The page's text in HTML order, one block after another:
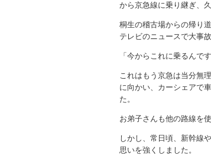
から京急線に乗り継ぎ、
桐生の稽古場からの帰り
テレビのニュースで大事
「今からこれに乗るんで
これはもう京急は当分無
に向かい、カーシェアで
た。
お弟子さんも他の路線を
しかし、常日頃、新幹線
思いを強くしました。